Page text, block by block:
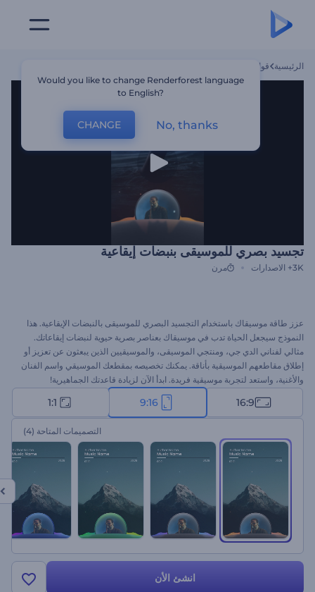
الرئيسية قوالب
تجسيد بصري للموسيقى بنبضات إيقاعية
3K+ الاصدارات مرن
عزز طاقة موسيقاك باستخدام التجسيد البصري للموسيقى بالنبضات الإيقاعية. هذا
النموذج سيجعل الحياة تدب في موسيقاك بعناصر بصرية حيوية لنبضات إيقاعاتك.
مثالي لفناني الدي جي، ومنتجي الموسيقى، والموسيقيين الذين يبعثون عن تعزيز أو
إطلاق مقاطعهم الموسيقية بأناقة. يمكنك تخصيصه بمقطعك الموسيقي واسم الفنان
والأغنية، واستعد لتجربة موسيقية فريدة. ابدأ الآن لزيادة قاعدتك الجماهيرية!
16:9
9:16
1:1
التصميمات المتاحة (4)
انشئ الأن
Would you like to change Renderforest language
to English?
CHANGE No, thanks